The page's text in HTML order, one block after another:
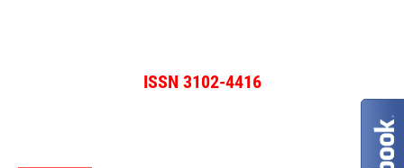
ISSN 3102-4416